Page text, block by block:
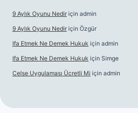
9 Aylık Oyunu Nedir için admin
9 Aylık Oyunu Nedir için Özgür
Ifa Etmek Ne Demek Hukuk için admin
Ifa Etmek Ne Demek Hukuk için Simge
Celse Uygulaması Ücretli Mi için admin